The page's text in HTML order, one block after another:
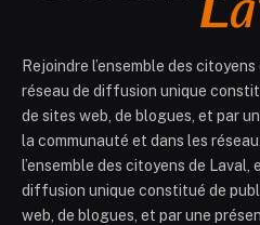
Rejoindre l’ensemble des
réseau de diffusion unique
de sites web, de blogues, et par
la communauté et dans les
l’ensemble des citoyens de Laval,
diffusion unique constitué de
web, de blogues, et par une